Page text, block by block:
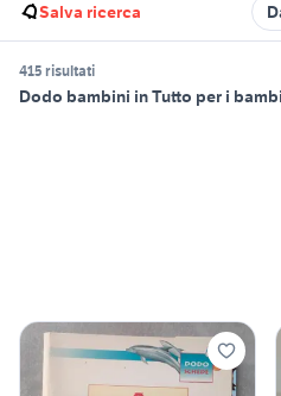
Salva ricerca
415 risultati
Dodo bambini in Tutto per i